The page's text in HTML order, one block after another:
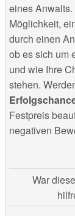
eines
Möglichkeit,
durch einen
ob es sich um
und wie Ihre
stehen.
Festpreis
negativen
War